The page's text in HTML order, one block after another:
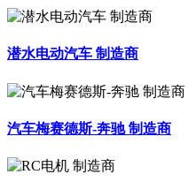
潜水电动汽车 制造商
汽车梅赛德斯-奔驰 制造商